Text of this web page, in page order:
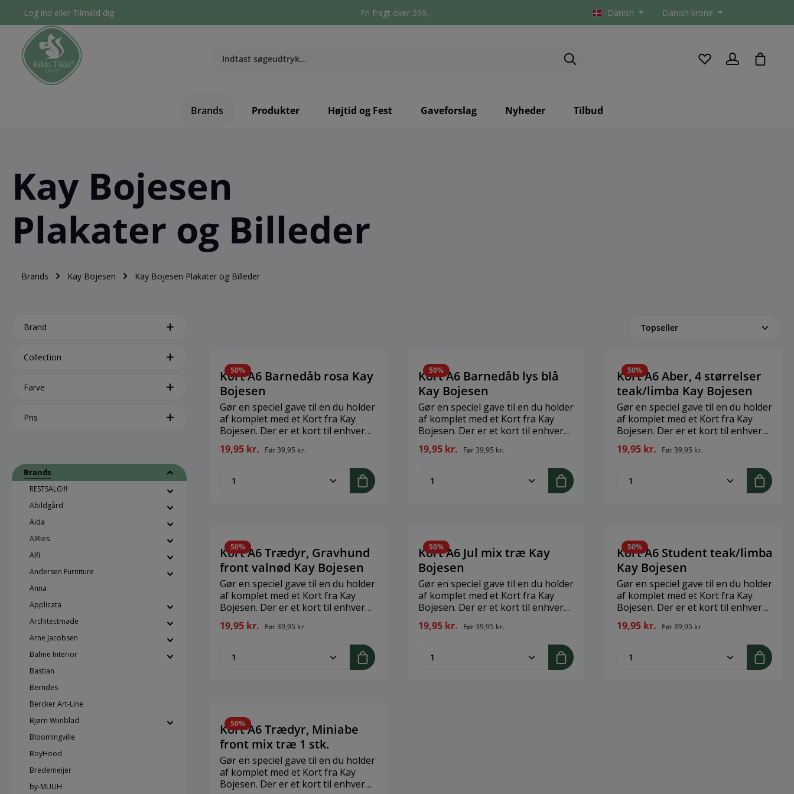
Log ind eller Tilmeld dig Fri fragt over 599,- Danish Danish krone
Brands Produkter Højtid og Fest Gaveforslag Nyheder Tilbud
Kay Bojesen
Plakater og Billeder
Brands Kay Bojesen Kay Bojesen Plakater og Billeder
Brand
Collection
Farve
Pris
Brands
RESTSALG!!!
Abildgård
Aida
AIRies
Alfi
Andersen Furniture
Anna
Applicata
Architectmade
Arne Jacobsen
Bahne Interior
Bastian
Berndes
Bercker Art-Line
Bjørn Wiinblad
Bloomingville
BoyHood
Bredemeijer
by-MUUH
50%
Kort A6 Barnedåb rosa Kay
Bojesen
Gør en speciel gave til en du holder
af komplet med et Kort fra Kay
Bojesen. Der er et kort til enhver
anledning. Når du køber et
anledningskort, så køber du 1 stk.
med dertilhørende kuvert.Brand:
Kay BojesenStørrelse: H: 14,8 cm x
B: 10,5 cmMateriale: FSC Karton
19,95 kr. Før39,95 kr.
zentheme.component.product.quantitySelect.legend
50%
Kort A6 Barnedåb lys blå
Kay Bojesen
Gør en speciel gave til en du holder
af komplet med et Kort fra Kay
Bojesen. Der er et kort til enhver
anledning. Når du køber et
anledningskort, så køber du 1 stk.
med dertilhørende kuvert.Brand:
Kay BojesenStørrelse: H: 14,8 cm x
B: 10,5 cmMateriale: FSC Karton
19,95 kr. Før39,95 kr.
zentheme.component.product.quantitySelect.legend
50%
Kort A6 Aber, 4 størrelser
teak/limba Kay Bojesen
Gør en speciel gave til en du holder
af komplet med et Kort fra Kay
Bojesen. Der er et kort til enhver
anledning. Når du køber et
anledningskort, så køber du 1 stk.
med dertilhørende kuvert.Brand:
Kay BojesenStørrelse: H: 14,8 cm x
B: 10,5 cmMateriale: FSC Karton
19,95 kr. Før39,95 kr.
50%
Kort A6 Trædyr, Gravhund
front valnød Kay Bojesen
Gør en speciel gave til en du holder
af komplet med et Kort fra Kay
Bojesen. Der er et kort til enhver
anledning.Brand: Kay
BojesenStørrelse: H: 14,8 cm x B:
19,95 kr. Før39,95 kr.
zentheme.component.product.quantitySelect.legend
50%
Kort A6 Jul mix træ Kay
Bojesen
Gør en speciel gave til en du holder
af komplet med et Kort fra Kay
Bojesen. Der er et kort til enhver
anledning. Når du køber et
anledningskort, så køber du 1 stk.
med dertilhørende kuvert.Brand:
Kay BojesenStørrelse: H: 14,8 cm x
B: 10,5 cmMateriale: FSC Karton
19,95 kr. Før39,95 kr.
zentheme.component.product.quantitySelect.legend
50%
Kort A6 Student teak/limba
Kay Bojesen
Gør en speciel gave til en du holder
af komplet med et Kort fra Kay
Bojesen. Der er et kort til enhver
anledning. Når du køber et
anledningskort, så køber du 1 stk.
med dertilhørende kuvert.Brand:
Kay BojesenStørrelse: H: 14,8 cm x
B: 10,5 cmMateriale: FSC Karton
19,95 kr. Før39,95 kr.
50%
Kort A6 Trædyr, Miniabe
front mix træ 1 stk.
Gør en speciel gave til en du holder
af komplet med et Kort fra Kay
Bojesen. Der er et kort til enhver